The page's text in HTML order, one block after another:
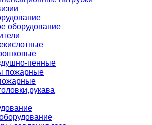
оборудование
пенные
пожарные